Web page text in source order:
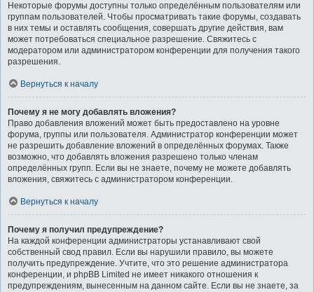
Некоторые форумы доступны только определённым пользователям или
группам пользователей. Чтобы просматривать такие форумы, создавать
в них темы и оставлять сообщения, совершать другие действия, вам
может потребоваться специальное разрешение. Свяжитесь с
модератором или администратором конференции для получения такого
разрешения.
Вернуться к началу
Почему я не могу добавлять вложения?
Право добавления вложений может быть предоставлено на уровне
форума, группы или пользователя. Администратор конференции может
не разрешить добавление вложений в определённых форумах. Также
возможно, что добавлять вложения разрешено только членам
определённых групп. Если вы не знаете, почему не можете добавлять
вложения, свяжитесь с администратором конференции.
Вернуться к началу
Почему я получил предупреждение?
На каждой конференции администраторы устанавливают свой
собственный свод правил. Если вы нарушили правило, вы можете
получить предупреждение. Учтите, что это решение администратора
конференции, и phpBB Limited не имеет никакого отношения к
предупреждениям, вынесенным на данном сайте. Если вы не знаете, за